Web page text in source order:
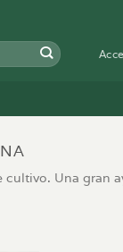
Una gran